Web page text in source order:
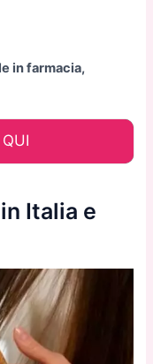
in farmacia,
Italia e